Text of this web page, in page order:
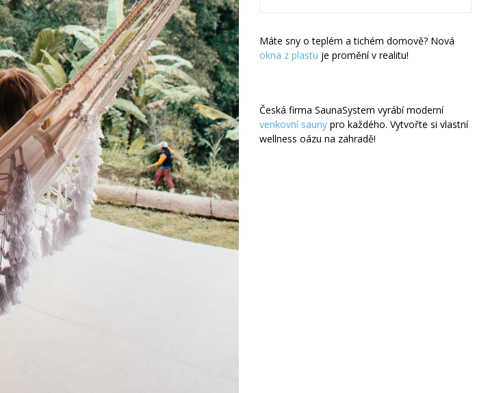
Máte sny o teplém a tichém domově? Nová
okna z plastu je promění v realitu!
Česká firma SaunaSystem vyrábí moderní
venkovní sauny pro každého. Vytvořte si vlastní
wellness oázu na zahradě!